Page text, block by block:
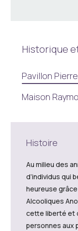
Historique
Pavillon
Maison
Histoire
Au milieu des
d’individus qui
heureuse
Alcooliques
cette liberté et
personnes aux